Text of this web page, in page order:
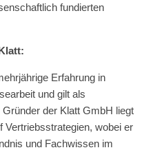
fundierten
Erfahrung in
und gilt als
der Klatt GmbH liegt
wobei er
und Fachwissen im